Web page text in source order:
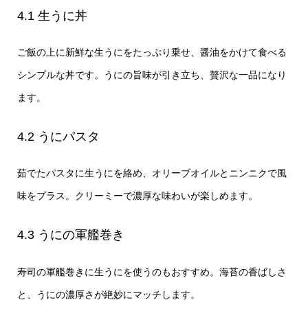
4.1 生うに丼
ご飯の上に新鮮な生うにをたっぷり乗せ、醤油をかけて食べる
シンプルな丼です。うにの旨味が引き立ち、贅沢な一品になり
ます。
4.2 うにパスタ
茹でたパスタに生うにを絡め、オリーブオイルとニンニクで風
味をプラス。クリーミーで濃厚な味わいが楽しめます。
4.3 うにの軍艦巻き
寿司の軍艦巻きに生うにを使うのもおすすめ。海苔の香ばしさ
と、うにの濃厚さが絶妙にマッチします。